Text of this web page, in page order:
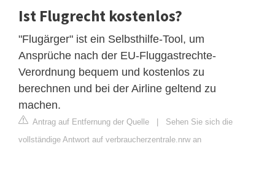
Ist Flugrecht kostenlos?
"Flugärger" ist ein Selbsthilfe-Tool, um
Ansprüche nach der EU-Fluggastrechte-
Verordnung bequem und kostenlos zu
berechnen und bei der Airline geltend zu
machen.
Antrag auf Entfernung der Quelle | Sehen Sie sich die
vollständige Antwort auf verbraucherzentrale.nrw an